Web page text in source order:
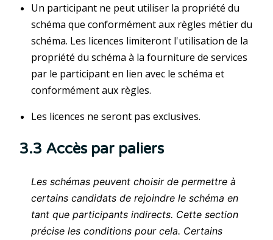
Un participant ne peut utiliser la propriété du
schéma que conformément aux règles métier du
schéma. Les licences limiteront l'utilisation de la
propriété du schéma à la fourniture de services
par le participant en lien avec le schéma et
conformément aux règles.
Les licences ne seront pas exclusives.
3.3 Accès par paliers
Les schémas peuvent choisir de permettre à
certains candidats de rejoindre le schéma en
tant que participants indirects. Cette section
précise les conditions pour cela. Certains